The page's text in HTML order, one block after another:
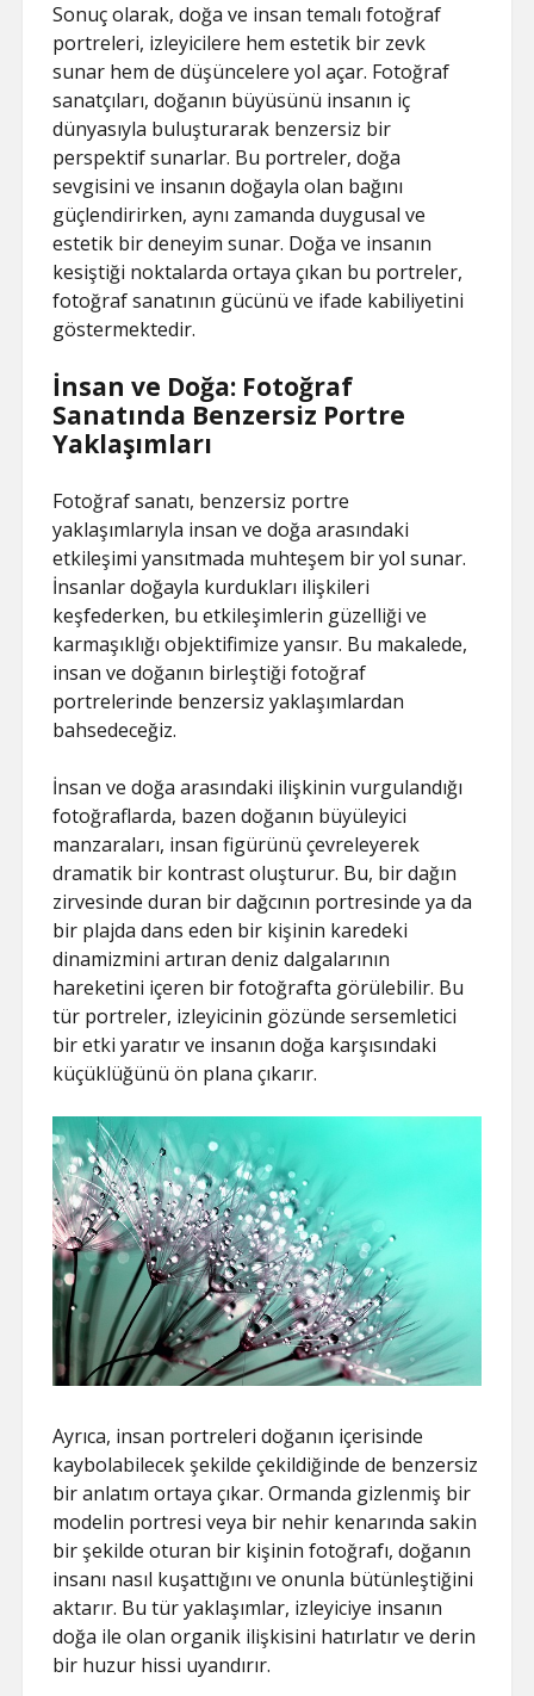
Sonuç olarak, doğa ve insan temalı fotoğraf
portreleri, izleyicilere hem estetik bir zevk
sunar hem de düşüncelere yol açar. Fotoğraf
sanatçıları, doğanın büyüsünü insanın iç
dünyasıyla buluşturarak benzersiz bir
perspektif sunarlar. Bu portreler, doğa
sevgisini ve insanın doğayla olan bağını
güçlendirirken, aynı zamanda duygusal ve
estetik bir deneyim sunar. Doğa ve insanın
kesiştiği noktalarda ortaya çıkan bu portreler,
fotoğraf sanatının gücünü ve ifade kabiliyetini
göstermektedir.
İnsan ve Doğa: Fotoğraf
Sanatında Benzersiz Portre
Yaklaşımları
Fotoğraf sanatı, benzersiz portre
yaklaşımlarıyla insan ve doğa arasındaki
etkileşimi yansıtmada muhteşem bir yol sunar.
İnsanlar doğayla kurdukları ilişkileri
keşfederken, bu etkileşimlerin güzelliği ve
karmaşıklığı objektifimize yansır. Bu makalede,
insan ve doğanın birleştiği fotoğraf
portrelerinde benzersiz yaklaşımlardan
bahsedeceğiz.
İnsan ve doğa arasındaki ilişkinin vurgulandığı
fotoğraflarda, bazen doğanın büyüleyici
manzaraları, insan figürünü çevreleyerek
dramatik bir kontrast oluşturur. Bu, bir dağın
zirvesinde duran bir dağcının portresinde ya da
bir plajda dans eden bir kişinin karedeki
dinamizmini artıran deniz dalgalarının
hareketini içeren bir fotoğrafta görülebilir. Bu
tür portreler, izleyicinin gözünde sersemletici
bir etki yaratır ve insanın doğa karşısındaki
küçüklüğünü ön plana çıkarır.
Ayrıca, insan portreleri doğanın içerisinde
kaybolabilecek şekilde çekildiğinde de benzersiz
bir anlatım ortaya çıkar. Ormanda gizlenmiş bir
modelin portresi veya bir nehir kenarında sakin
bir şekilde oturan bir kişinin fotoğrafı, doğanın
insanı nasıl kuşattığını ve onunla bütünleştiğini
aktarır. Bu tür yaklaşımlar, izleyiciye insanın
doğa ile olan organik ilişkisini hatırlatır ve derin
bir huzur hissi uyandırır.